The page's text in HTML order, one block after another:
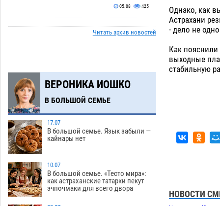
05.08 425
Тысяча четыреста астраханцев
пересели на электромобили
поставил жителей перед непростым
выбором
05.08
12:51
Младенец погиб в крупном пожаре в
Астрахани
05.08 475
12:23
У астраханца в морозильной камере
обнаружили почти полсотни
стерлядей
11:54
Астраханец проведет за решеткой 2
года и выплатит миллионный ущерб
за смертельную небрежность за рулем
Читать архив новостей
ВЕРОНИКА ИОШКО
В БОЛЬШОЙ СЕМЬЕ
17.07
В большой семье. Язык забыли —
кайнары нет
10.07
В большой семье. «Тесто мира»:
как астраханские татарки пекут
эчпочмаки для всего двора
Однако, как
Астрахани
- дело не
Как пояснили
выходные
стабильную
НОВОСТИ